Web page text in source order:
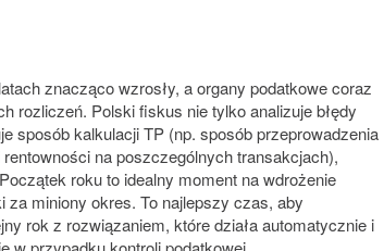
znacząco wzrosły, a organy podatkowe coraz
rozliczeń. Polski fiskus nie tylko analizuje błędy
sposób kalkulacji TP (np. sposób przeprowadzenia
na poszczególnych transakcjach),
roku to idealny moment na wdrożenie
za miniony okres. To najlepszy czas, aby
rok z rozwiązaniem, które działa automatycznie i